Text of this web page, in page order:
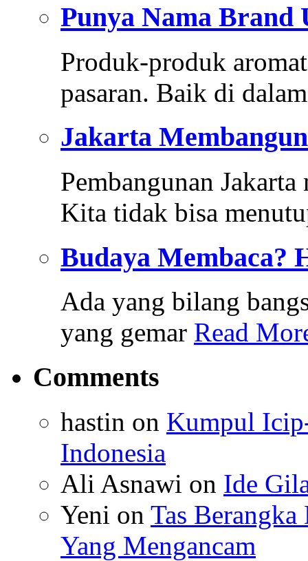
Punya Nama
Produk-produk
pasaran. Baik di
Jakarta
Pembangunan
Kita tidak bisa
Budaya Membaca?
Ada yang bilang
yang gemar Read
Comments
hastin on Kumpul
Indonesia
Ali Asnawi on Ide
Yeni on Tas
Yang Mengancam